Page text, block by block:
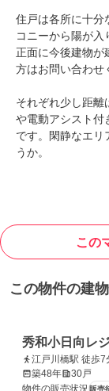
住戸は各所に十分
コニーから陽が
正面に今後建物が
方はお問い合わせ
それぞれ少し距離
や電動アシスト付
です。閑静なエリ
うか。
この
この物件の建
秀和小日向レ
江戸川橋駅 徒歩7
築48年
30戸
物件の販売状況 販売